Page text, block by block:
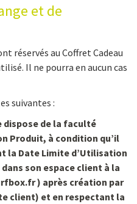
et de
réservés au Coffret Cadeau
Il ne pourra en aucun cas
suivantes :
dispose de la faculté
Produit, à condition qu’il
la Date Limite d’Utilisation
son espace client à la
) après création par
client) et en respectant la